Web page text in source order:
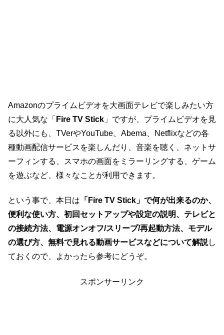
Amazonのプライムビデオを大画面テレビで楽しみたい方
に大人気な「 Fire TV Stick 」ですが、プライムビデオを見
る以外にも、TVerやYouTube、Abema、Netflixなどの各
種動画配信サービスを楽しんだり、音楽を聴く、ネットサ
ーフィンする、スマホの画面をミラーリングする、ゲーム
を遊ぶなど、様々なことが利用できます。
という事で、本日は 「Fire TV Stick」で何が出来るのか、
便利な使い方、初回セットアップや設定の説明、テレビと
の接続方法、電源オンオフ/スリープ/再起動方法、モデル
の選び方、無料で見れる動画サービスなどについて解説し
ておくので、よかったら参考にどうぞ。
スポンサーリンク